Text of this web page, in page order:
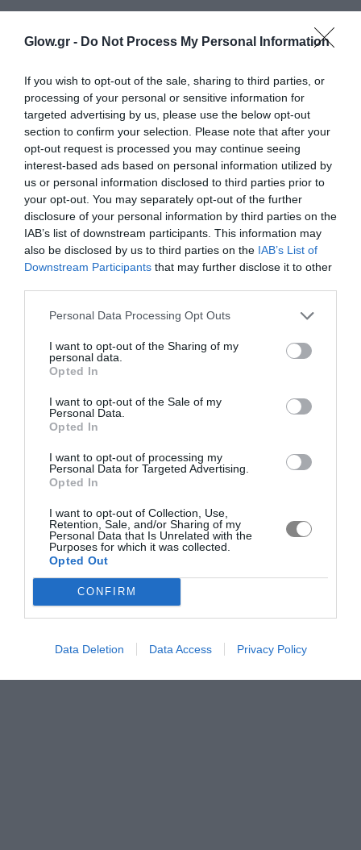
Glow.gr - Do Not Process My Personal Information
If you wish to opt-out of the sale, sharing to third parties, or
processing of your personal or sensitive information for
targeted advertising by us, please use the below opt-out
section to confirm your selection. Please note that after your
opt-out request is processed you may continue seeing
interest-based ads based on personal information utilized by
us or personal information disclosed to third parties prior to
your opt-out. You may separately opt-out of the further
disclosure of your personal information by third parties on the
IAB’s list of downstream participants. This information may
also be disclosed by us to third parties on the IAB’s List of
Downstream Participants that may further disclose it to other
Personal Data Processing Opt Outs
I want to opt-out of the Sharing of my
personal data.
Opted In
I want to opt-out of the Sale of my
Personal Data.
Opted In
I want to opt-out of processing my
Personal Data for Targeted Advertising.
Opted In
I want to opt-out of Collection, Use,
Retention, Sale, and/or Sharing of my
Personal Data that Is Unrelated with the
Purposes for which it was collected.
Opted Out
CONFIRM
Data Deletion Data Access Privacy Policy